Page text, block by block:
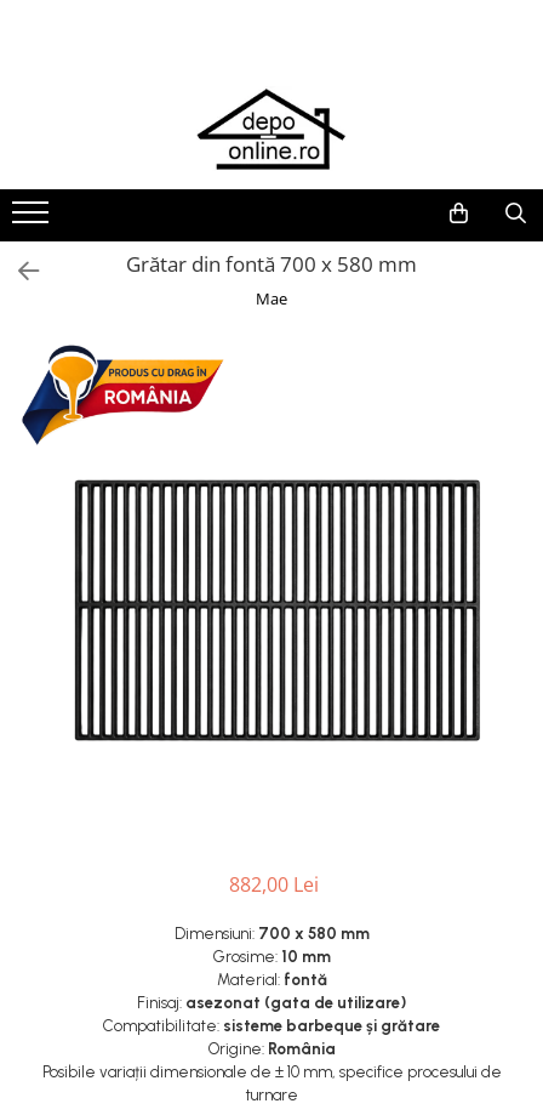
Grătare barbeque din fontă
România
Grătare tehnice din fontă România
Vase de gătit din fontă România
GRĂTARE DE GRĂDINĂ
Accesorii pentru grătare
Cuptoare de pizza
Grătare din fontă
Grătare electrice
GRĂTARE PE GAZ
Uși pentru sobă și șemineu
REDUCERI VASE DIN FONTĂ
CUPTOARE PENTRU SOBĂ
ACCESORII SOBĂ, ȘEMINEU ȘI
CĂRĂMIDĂ
Grătar din fontă 700 x 580 mm
Mae
882,00 Lei
Dimensiuni: 700 x 580 mm
Grosime: 10 mm
Material: fontă
Finisaj: asezonat (gata de utilizare)
Compatibilitate: sisteme barbeque și grătare
Origine: România
Posibile variații dimensionale de ± 10 mm, specifice procesului de
turnare